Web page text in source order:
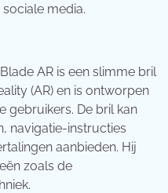
media.
AR is een slimme bril
(AR) en is ontworpen
gebruikers. De bril kan
navigatie-instructies
aanbieden. Hij
zoals de